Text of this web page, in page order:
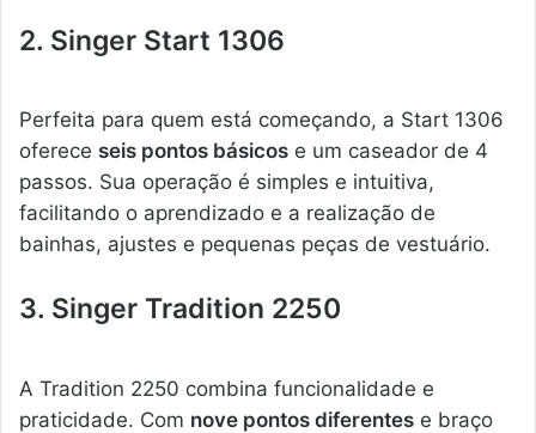
2. Singer Start 1306
Perfeita para quem está começando, a Start 1306
oferece seis pontos básicos e um caseador de 4
passos. Sua operação é simples e intuitiva,
facilitando o aprendizado e a realização de
bainhas, ajustes e pequenas peças de vestuário.
3. Singer Tradition 2250
A Tradition 2250 combina funcionalidade e
praticidade. Com nove pontos diferentes e braço